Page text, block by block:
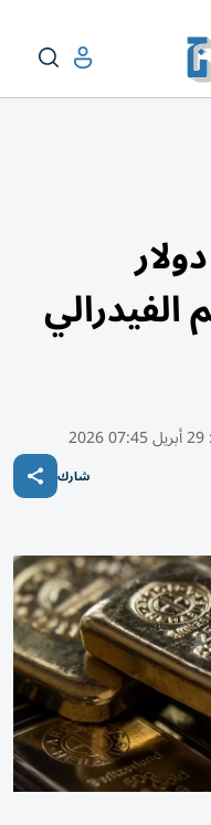
الذهب دون 4600 دولار
الفيدرالي
29 أبريل 07:45 2026
شارك